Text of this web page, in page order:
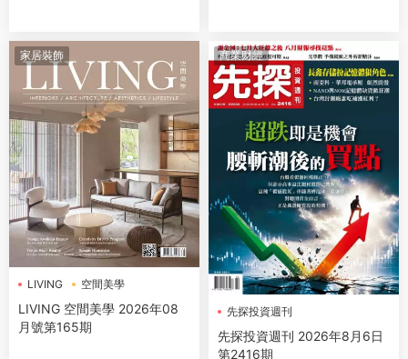
家居裝飾
LIVING 空間美學
LIVING 空間美學 2026年08
月號第165期
商業财經
先探投資週刊
先探投資週刊 2026年8月6日
第2416期